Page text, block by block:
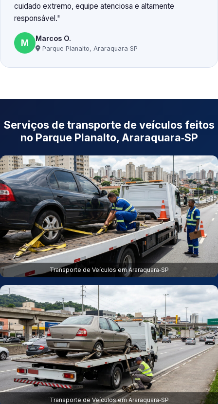
cuidado extremo, equipe atenciosa e altamente
responsável.
M Marcos O.
Parque Planalto, Araraquara‑SP
Serviços de transporte de veículos feitos
no Parque Planalto, Araraquara‑SP
Transporte de Veículos em Araraquara‑SP
Transporte de Veículos em Araraquara‑SP